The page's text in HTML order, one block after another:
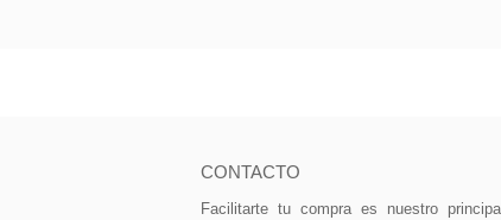
CONTACTO
Facilitarte tu compra es nuestro